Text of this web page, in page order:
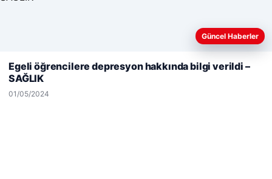
06/08/2026
Adıyaman’da Orman Yangını Kontrol Altına Alınmaya
Çalışılıyor
Web sitemizi nasıl kullandığınızı daha iyi anlayabilmek,
kullanıyoruz.Çerez Politikamız
Güncel Haberler
Egeli öğrencilere depresyon hakkında bilgi verildi –
SAĞLIK
01/05/2024